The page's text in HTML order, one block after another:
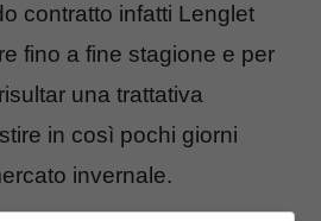
contratto infatti Lenglet
fino a fine stagione e per
una trattativa
in così pochi giorni
invernale.